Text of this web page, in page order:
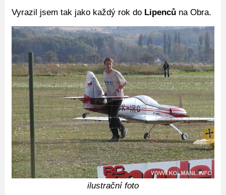
Vyrazil jsem tak jako každý rok do Lipenců na Obra.
ilustrační foto